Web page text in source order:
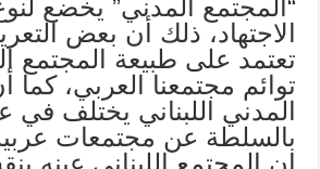
“المجتمع المدني” يخضع
الاجتهاد، ذلك أن بعض
تعتمد على طبيعة المجتمع
توائم مجتمعنا العربي، كما
المدني اللبناني يختلف في
بالسلطة عن مجتمعات